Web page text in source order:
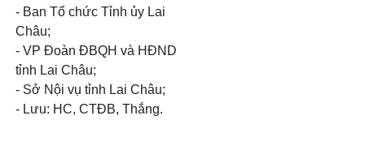
- Ban Tổ chức Tỉnh ủy Lai
Châu;
- VP Đoàn ĐBQH và HĐND
tỉnh Lai Châu;
- Sở Nội vụ tỉnh Lai Châu;
- Lưu: HC, CTĐB, Thắng.